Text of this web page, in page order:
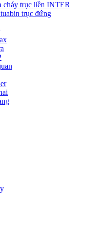
cháy trục liền INTER
trục đứng